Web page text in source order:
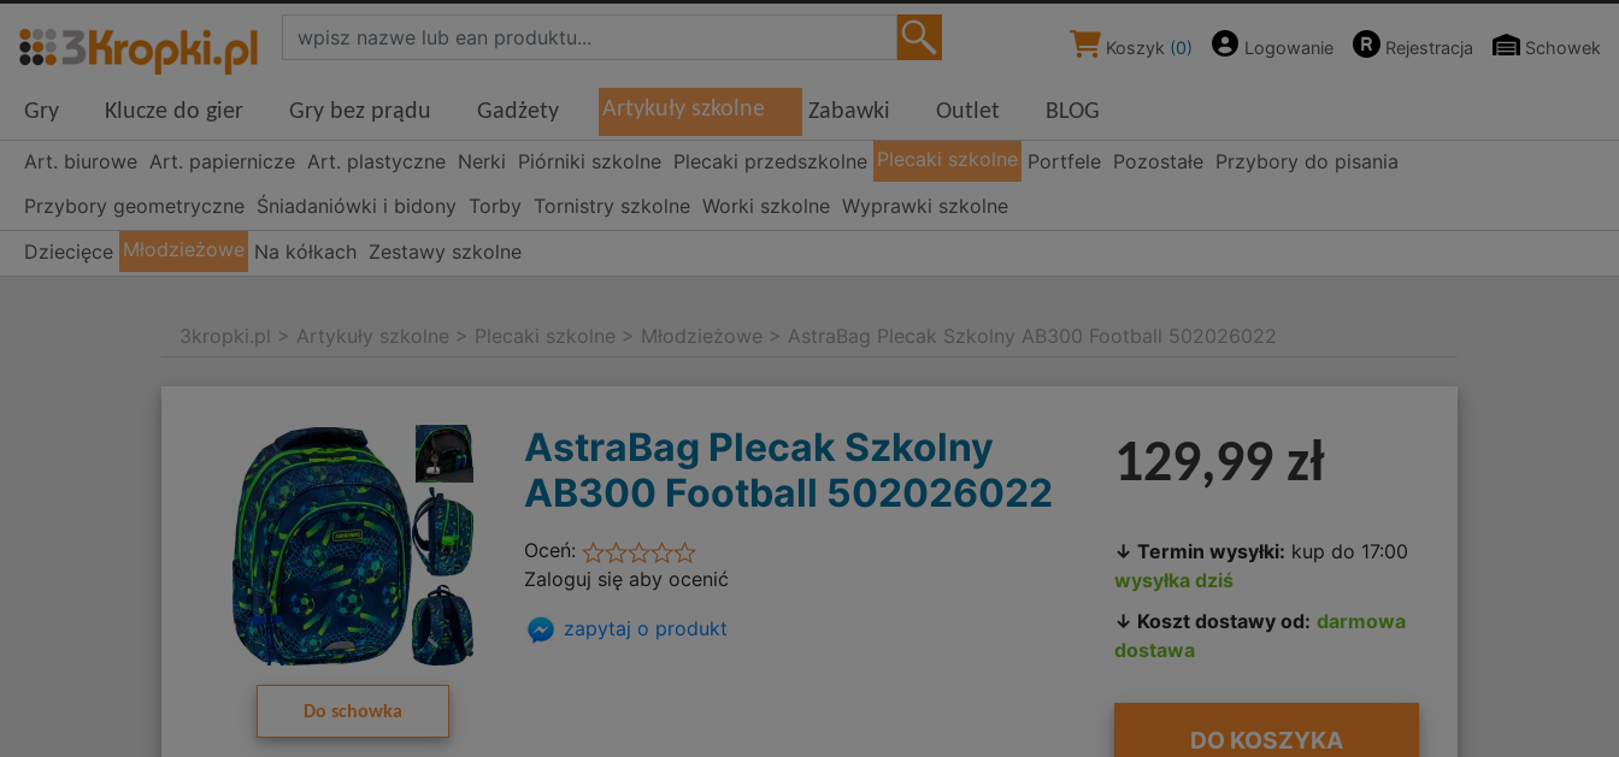
Koszyk (0) Logowanie Rejestracja Schowek
Gry Klucze do gier Gry bez prądu Gadżety Artykuły szkolne Zabawki Outlet BLOG
Art. biurowe Art. papiernicze Art. plastyczne Nerki Piórniki szkolne Plecaki przedszkolne Plecaki szkolne Portfele Pozostałe Przybory do pisania
Przybory geometryczne Śniadaniówki i bidony Torby Tornistry szkolne Worki szkolne Wyprawki szkolne
Dziecięce Młodzieżowe Na kółkach Zestawy szkolne
3kropki.pl > Artykuły szkolne > Plecaki szkolne > Młodzieżowe > AstraBag Plecak Szkolny AB300 Football 502026022
Do schowka
AstraBag Plecak Szkolny
AB300 Football 502026022
Oceń:
Zaloguj się aby ocenić
zapytaj o produkt
129,99 zł
↓ Termin wysyłki: kup do 17:00
wysyłka dziś
↓ Koszt dostawy od: darmowa
dostawa
DO KOSZYKA